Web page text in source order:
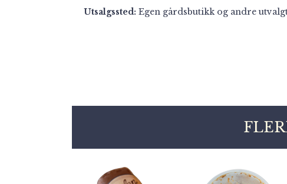
Utsalgssted: Egen gårdsbutikk og andre